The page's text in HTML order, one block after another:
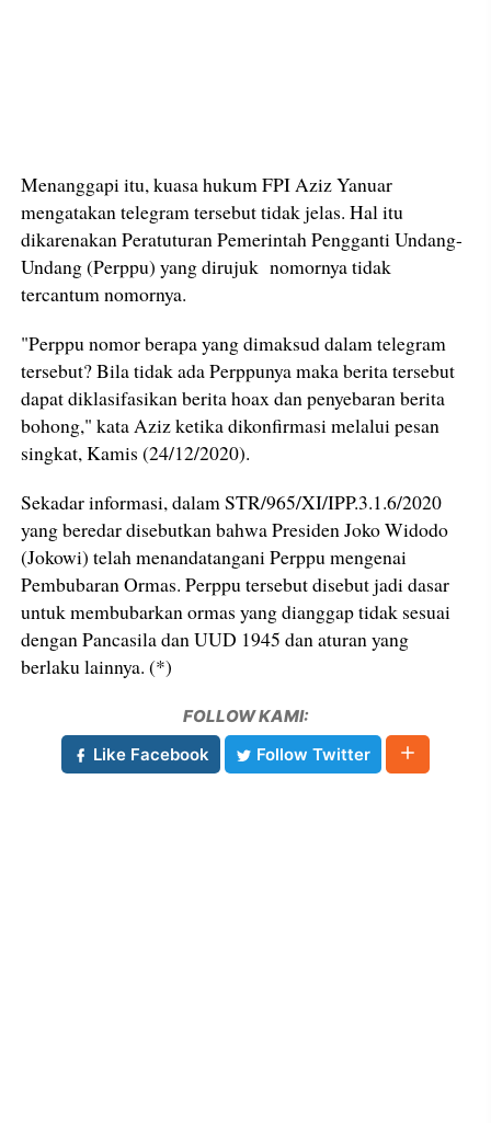
Menanggapi itu, kuasa hukum FPI Aziz Yanuar
mengatakan telegram tersebut tidak jelas. Hal itu
dikarenakan Peratuturan Pemerintah Pengganti Undang-
Undang (Perppu) yang dirujuk nomornya tidak
tercantum nomornya.
"Perppu nomor berapa yang dimaksud dalam telegram
tersebut? Bila tidak ada Perppunya maka berita tersebut
dapat diklasifasikan berita hoax dan penyebaran berita
bohong," kata Aziz ketika dikonfirmasi melalui pesan
singkat, Kamis (24/12/2020).
Sekadar informasi, dalam STR/965/XI/IPP.3.1.6/2020
yang beredar disebutkan bahwa Presiden Joko Widodo
(Jokowi) telah menandatangani Perppu mengenai
Pembubaran Ormas. Perppu tersebut disebut jadi dasar
untuk membubarkan ormas yang dianggap tidak sesuai
dengan Pancasila dan UUD 1945 dan aturan yang
berlaku lainnya. (*)
FOLLOW KAMI:
Like Facebook
Follow Twitter